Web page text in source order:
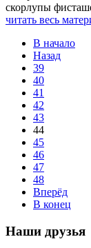
скорлупы
читать весь
В начало
Назад
39
40
41
42
43
44
45
46
47
48
Вперёд
В конец
Наши друзья